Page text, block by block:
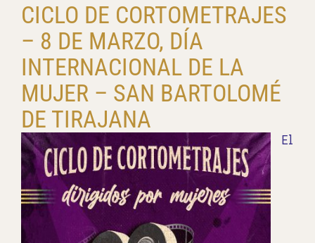
CICLO DE CORTOMETRAJES
– 8 DE MARZO, DÍA
INTERNACIONAL DE LA
MUJER – SAN BARTOLOMÉ
DE TIRAJANA
El